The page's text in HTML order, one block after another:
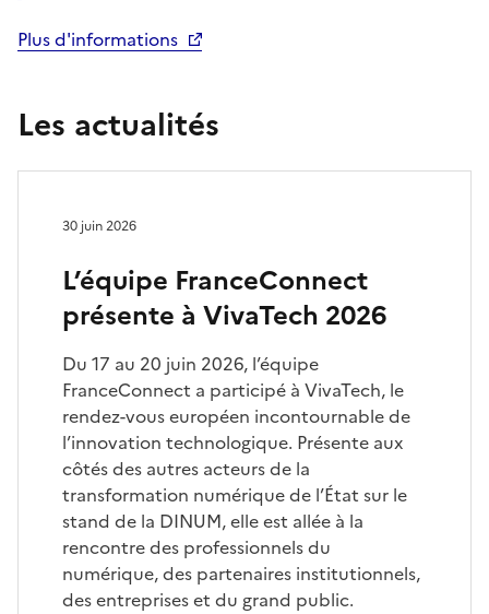
Plus d'informations
Les actualités
30 juin 2026
L’équipe FranceConnect
présente à VivaTech 2026
Du 17 au 20 juin 2026, l’équipe
FranceConnect a participé à VivaTech, le
rendez-vous européen incontournable de
l’innovation technologique. Présente aux
côtés des autres acteurs de la
transformation numérique de l’État sur le
stand de la DINUM, elle est allée à la
rencontre des professionnels du
numérique, des partenaires institutionnels,
des entreprises et du grand public.